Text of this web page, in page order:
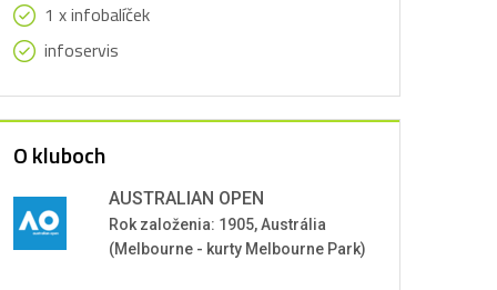
Villa - EL
1 x infobalíček
infoservis
O kluboch
AUSTRALIAN OPEN
Rok založenia: 1905, Austrália
(Melbourne - kurty Melbourne Park)